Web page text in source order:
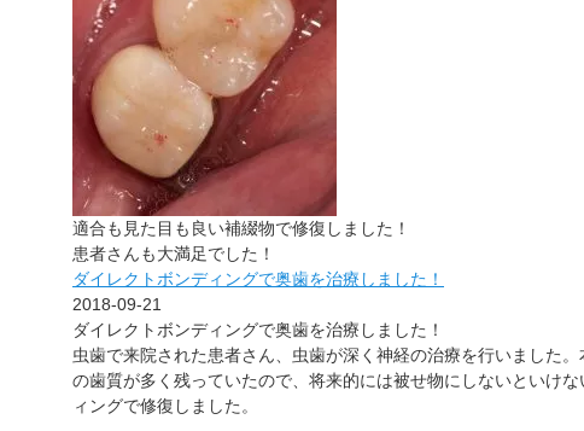
適合も見た目も良い補綴物で修復しました！
患者さんも大満足でした！
ダイレクトボンディングで奥歯を治療しました！
2018-09-21
ダイレクトボンディングで奥歯を治療しました！
虫歯で来院された患者さん、虫歯が深く神経の治療を行いました
の歯質が多く残っていたので、将来的には被せ物にしないといけ
ィングで修復しました。